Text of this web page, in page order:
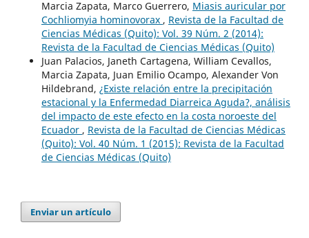
Marcia Zapata, Marco Guerrero, Miasis auricular por
Cochliomyia hominovorax , Revista de la Facultad de
Ciencias Médicas (Quito): Vol. 39 Núm. 2 (2014):
Revista de la Facultad de Ciencias Médicas (Quito)
Juan Palacios, Janeth Cartagena, William Cevallos,
Marcia Zapata, Juan Emilio Ocampo, Alexander Von
Hildebrand, ¿Existe relación entre la precipitación
estacional y la Enfermedad Diarreica Aguda?, análisis
del impacto de este efecto en la costa noroeste del
Ecuador , Revista de la Facultad de Ciencias Médicas
(Quito): Vol. 40 Núm. 1 (2015): Revista de la Facultad
de Ciencias Médicas (Quito)
Enviar un artículo